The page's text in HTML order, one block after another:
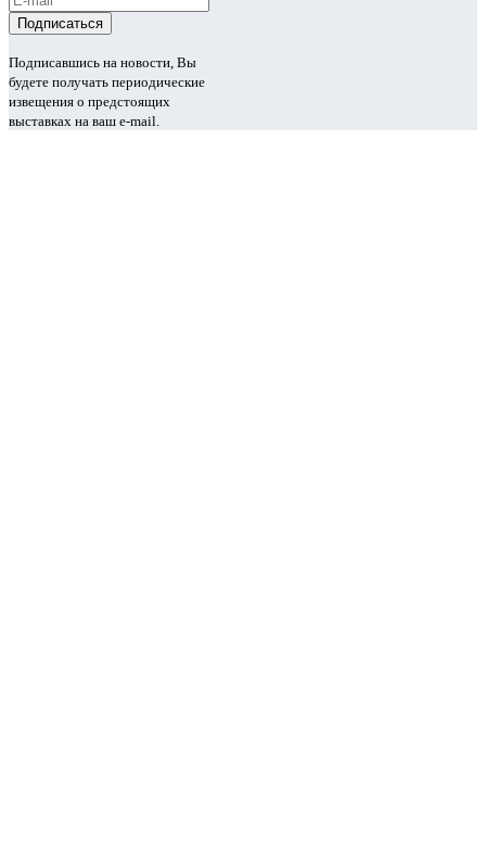
Подписавшись на новости, Вы
будете получать периодические
извещения о предстоящих
выставках на ваш e-mail.